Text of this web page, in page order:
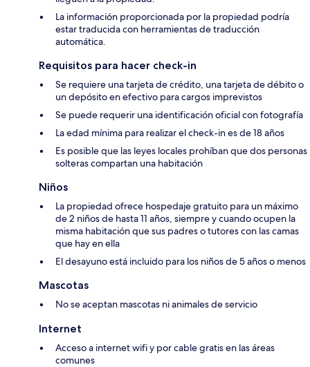
La información proporcionada por la propiedad podría
estar traducida con herramientas de traducción
automática.
Requisitos para hacer check-in
Se requiere una tarjeta de crédito, una tarjeta de débito o
un depósito en efectivo para cargos imprevistos
Se puede requerir una identificación oficial con fotografía
La edad mínima para realizar el check-in es de 18 años
Es posible que las leyes locales prohíban que dos personas
solteras compartan una habitación
Niños
La propiedad ofrece hospedaje gratuito para un máximo
de 2 niños de hasta 11 años, siempre y cuando ocupen la
misma habitación que sus padres o tutores con las camas
que hay en ella
El desayuno está incluido para los niños de 5 años o menos
Mascotas
No se aceptan mascotas ni animales de servicio
Internet
Acceso a internet wifi y por cable gratis en las áreas
comunes